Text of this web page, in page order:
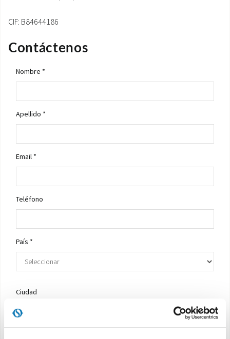
CIF: B84644186
Contáctenos
Nombre *
Apellido *
Email *
Teléfono
País *
Ciudad